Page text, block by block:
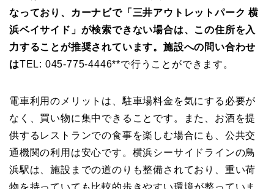
なっており、カーナビで「三井アウトレットパーク 横
浜ベイサイド」が検索できない場合は、この住所を入
力することが推奨されています。施設への問い合わせ
はTEL: 045-775-4446**で行うことができます。
電車利用のメリットは、駐車場料金を気にする必要が
なく、買い物に集中できることです。また、お酒を提
供するレストランでの食事を楽しむ場合にも、公共交
通機関の利用は安心です。横浜シーサイドラインの鳥
浜駅は、施設までの道のりも整備されており、重い荷
物を持っていても比較的歩きやすい環境が整っていま